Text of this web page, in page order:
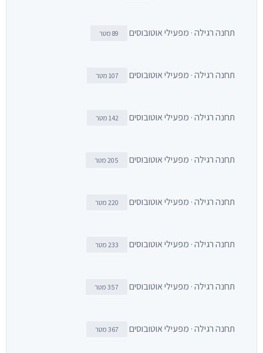
תחנה רגילה · מפעילי אוטובוסים 89 מטר
תחנה רגילה · מפעילי אוטובוסים 107 מטר
תחנה רגילה · מפעילי אוטובוסים 142 מטר
תחנה רגילה · מפעילי אוטובוסים 205 מטר
תחנה רגילה · מפעילי אוטובוסים 220 מטר
תחנה רגילה · מפעילי אוטובוסים 233 מטר
תחנה רגילה · מפעילי אוטובוסים 357 מטר
תחנה רגילה · מפעילי אוטובוסים 367 מטר